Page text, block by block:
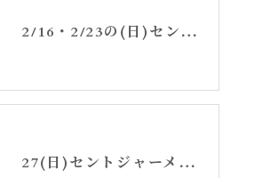
2/16・2/23の(日)セントジャーメインブレッシングカード発売決定記念のお茶会瞑想会お知らせ
27(日)セントジャーメインGSVFメディテーションお知らせ高崎TwinStar